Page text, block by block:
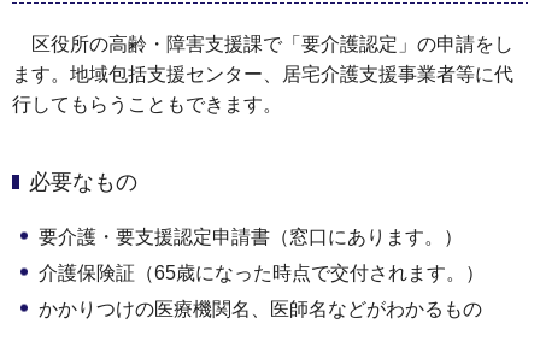
区役所の高齢・障害支援課で「要介護認定」の申請をし
ます。地域包括支援センター、居宅介護支援事業者等に代
行してもらうこともできます。
必要なもの
要介護・要支援認定申請書（窓口にあります。）
介護保険証（65歳になった時点で交付されます。）
かかりつけの医療機関名、医師名などがわかるもの